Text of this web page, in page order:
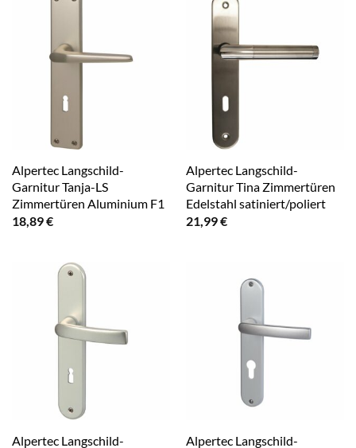
Alpertec Langschild-
Garnitur Tanja-LS
Zimmertüren Aluminium F1
18,89€
Alpertec Langschild-
Garnitur Tina Zimmertüren
Edelstahl satiniert/poliert
21,99€
Alpertec Langschild- Alpertec Langschild-